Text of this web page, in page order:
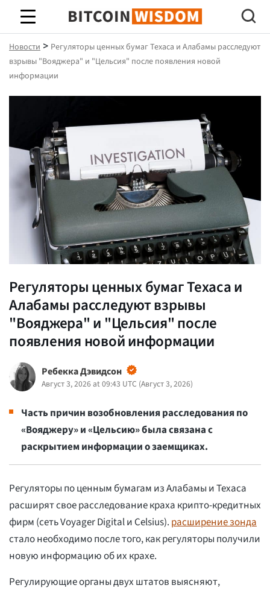
Биткойн Мудрость
Новости > Регуляторы ценных бумаг Техаса и Алабамы расследуют
взрывы "Вояджера" и "Цельсия" после появления новой
информации
Регуляторы ценных бумаг Техаса и
Алабамы расследуют взрывы
"Вояджера" и "Цельсия" после
появления новой информации
Ребекка Дэвидсон
Август 3, 2026 at 09:43 UTC (Август 3, 2026)
Часть причин возобновления расследования по
«Вояджеру» и «Цельсию» была связана с
раскрытием информации о заемщиках.
Регуляторы по ценным бумагам из Алабамы и Техаса
расширят свое расследование краха крипто-кредитных
фирм (сеть Voyager Digital и Celsius). расширение зонда
стало необходимо после того, как регуляторы получили
новую информацию об их крахе.
Регулирующие органы двух штатов выясняют,